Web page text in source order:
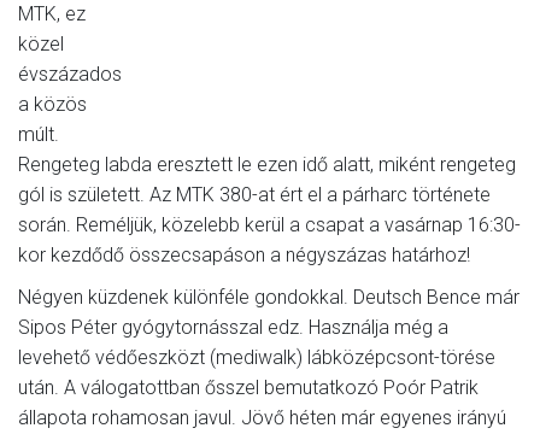
MTK, ez
közel
évszázados
a közös
múlt.
Rengeteg labda eresztett le ezen idő alatt, miként rengeteg
gól is született. Az MTK 380-at ért el a párharc története
során. Reméljük, közelebb kerül a csapat a vasárnap 16:30-
kor kezdődő összecsapáson a négyszázas határhoz!
Négyen küzdenek különféle gondokkal. Deutsch Bence már
Sipos Péter gyógytornásszal edz. Használja még a
levehető védőeszközt (mediwalk) lábközépcsont-törése
után. A válogatottban ősszel bemutatkozó Poór Patrik
állapota rohamosan javul. Jövő héten már egyenes irányú